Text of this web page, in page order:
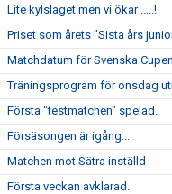
Lite kylslaget men vi ökar .....!
Priset som årets "Sista års
Matchdatum för Svenska Cupen
Träningsprogram för onsdag
Första "testmatchen" spelad.
Försäsongen är igång....
Matchen mot Sätra inställd
Första veckan avklarad.